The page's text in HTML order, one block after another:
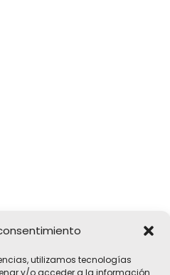
utilizamos tecnologías
y/o acceder a la información
d'Onyar, Girona